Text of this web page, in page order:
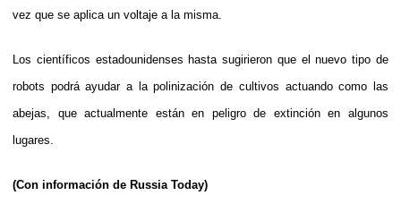
vez que se aplica un voltaje a la misma.
Los científicos estadounidenses hasta sugirieron que el nuevo tipo de
robots podrá ayudar a la polinización de cultivos actuando como las
abejas, que actualmente están en peligro de extinción en algunos
lugares.
(Con información de Russia Today)